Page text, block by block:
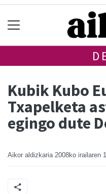
Kubik Kubo
Txapelketa
egingo dute
Aikor aldizkaria 2008ko irailaren